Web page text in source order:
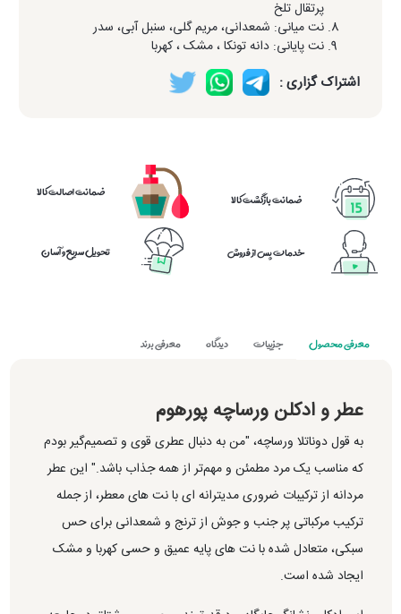
پرتقال تلخ
نت میانی: شمعدانی، مریم گلی، سنبل آبی، سدر
نت پایانی: دانه تونکا ، مشک ، کهربا
اشتراک گزاری :
ضمانت بازگشت کالا ضمانت اصالت کالا
خدمات پس از فروش تحویل سریع و آسان
معرفی محصول جزییات دیدگاه معرفی برند
عطر و ادکلن ورساچه پورهوم
به قول دوناتلا ورساچه، "من به دنبال عطری قوی و تصمیم‌گیر بودم
که مناسب یک مرد مطمئن و مهم‌تر از همه جذاب باشد." این عطر
مردانه از ترکیبات ضروری مدیترانه ای با نت های معطر، از جمله
ترکیب مرکباتی پر جنب و جوش از ترنج و شمعدانی برای حس
سبکی، متعادل شده با نت های پایه عمیق و حسی کهربا و مشک
ایجاد شده است.